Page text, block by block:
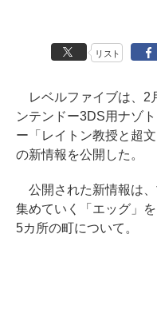
リスト
レベルファイブは、2
ンテンドー3DS用ナゾ
ー「レイトン教授と超
の新情報を公開した。
公開された新情報は
集めていく「エッグ」
5カ所の町について。